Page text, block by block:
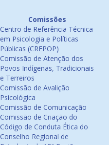
Comissões
Centro de Referência Técnica
em Psicologia e Políticas
Públicas (CREPOP)
Comissão de Atenção dos
Povos Indígenas, Tradicionais
e Terreiros
Comissão de Avalição
Psicológica
Comissão de Comunicação
Comissão de Criação do
Código de Conduta Ética do
Conselho Regional de